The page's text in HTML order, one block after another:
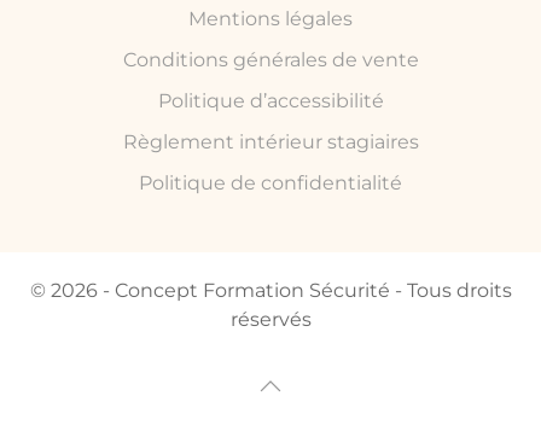
Mentions légales
Conditions générales de vente
Politique d’accessibilité
Règlement intérieur stagiaires
Politique de confidentialité
© 2026 - Concept Formation Sécurité - Tous droits
réservés